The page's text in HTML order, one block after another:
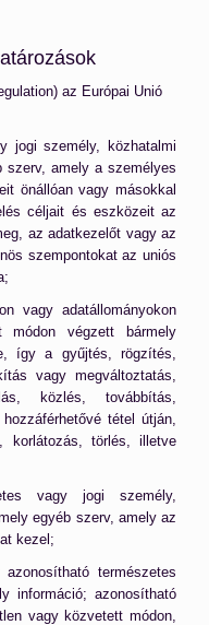
az Európai Unió
jogi személy, közhatalmi
szerv, amely a személyes
önállóan vagy másokkal
céljait és eszközeit az
az adatkezelőt vagy az
szempontokat az uniós
vagy adatállományokon
módon végzett bármely
így a gyűjtés, rögzítés,
vagy megváltoztatás,
közlés, továbbítás,
tétel útján,
korlátozás, törlés, illetve
vagy jogi személy,
egyéb szerv, amely az
kezel;
természetes
információ; azonosítható
vagy közvetett módon,